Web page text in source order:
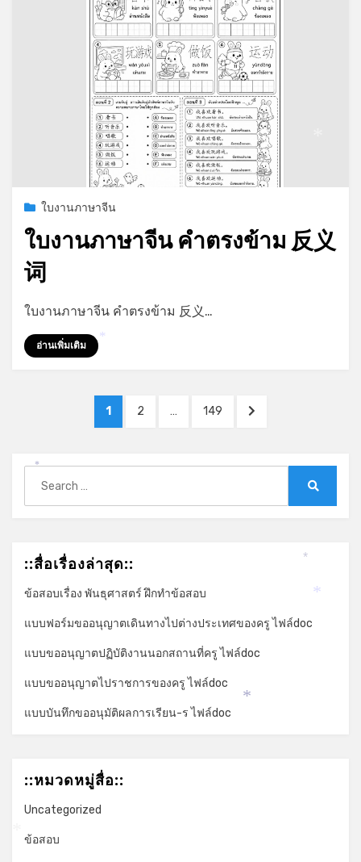
Posted
on
กรกฎาคม 19, 2026
ใบงานภาษาจีน
ใบงานภาษาจีน คำตรงข้าม 反义
词
ใบงานภาษาจีน คำตรงข้าม 反义…
อ่านเพิ่มเติม
pagination
PAGE
1 PAGE
2 … PAGE
149
NEXT
for:
::สื่อเรื่องล่าสุด::
ข้อสอบเรื่อง พันธุศาสตร์ ฝึกทำข้อสอบ
แบบฟอร์มขออนุญาตเดินทางไปต่างประเทศของครู ไฟล์doc
แบบขออนุญาตปฏิบัติงานนอกสถานที่ครู ไฟล์doc
แบบขออนุญาตไปราชการของครู ไฟล์doc
แบบบันทึกขออนุมัติผลการเรียน-ร ไฟล์doc
::หมวดหมู่สื่อ::
Uncategorized
ข้อสอบ